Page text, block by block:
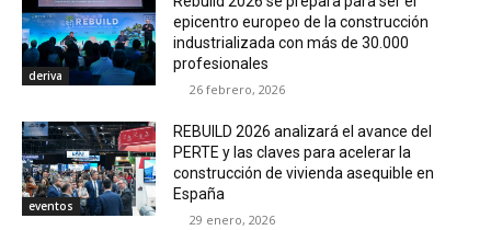
deriva
epicentro europeo de la construcción
industrializada con más de 30.000
profesionales
26 febrero, 2026
eventos
REBUILD 2026 analizará el avance del
PERTE y las claves para acelerar la
construcción de vivienda asequible en
España
29 enero, 2026